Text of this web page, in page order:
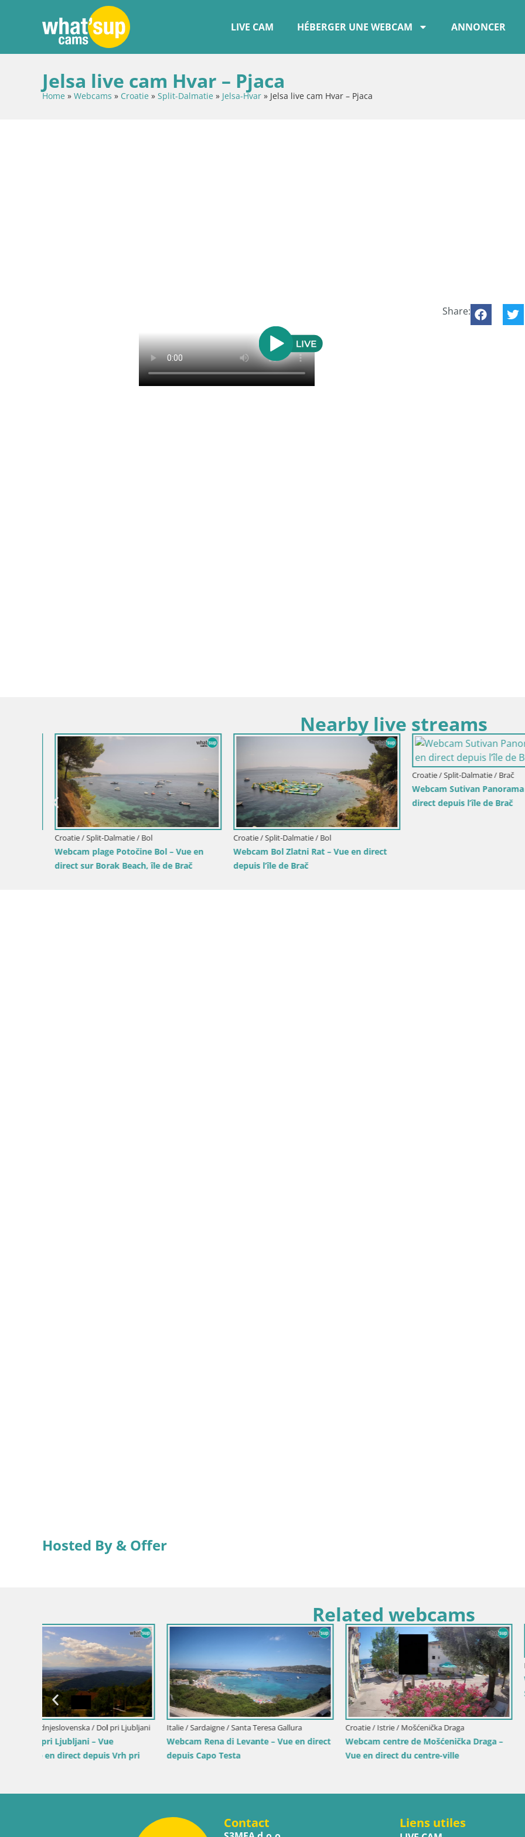
LIVE CAM HÉBERGER UNE WEBCAM ANNONCER
Jelsa live cam Hvar – Pjaca
Home » Webcams » Croatie » Split-Dalmatie » Jelsa-Hvar » Jelsa live cam Hvar – Pjaca
Share:
Nearby live streams
Croatie / Split-Dalmatie / Bol
Webcam Bol Zlatni Rat – Vue en direct
depuis l’île de Brač
Croatie / Split-Dalmatie / Brač
Webcam Sutivan Panorama – Vue en
direct depuis l’île de Brač
Croatie / Split-Dalmatie / Brela
Webcam Plage Lučica Brela –
direct sur la côte adriatique
Hosted By & Offer
Related webcams
Croatie / Istrie / Mošćenička Draga
Webcam centre de Mošćenička Draga –
Vue en direct du centre-ville
Italie / Lika-Senj / Senj
Writers’ Park Webcam Senj – Live by the
Sea
Croatie / Lika-Senj / Senj
Webcam Senj en direct – Parc
Écrivains et canal du Velebit
Contact Liens utiles